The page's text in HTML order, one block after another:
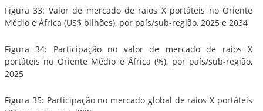
Figura 33: Valor de mercado de raios X portáteis no Oriente
Médio e África (US$ bilhões), por país/sub-região, 2025 e 2034
Figura 34: Participação no valor de mercado de raios X
portáteis no Oriente Médio e África (%), por país/sub-região,
2025
Figura 35: Participação no mercado global de raios X portáteis